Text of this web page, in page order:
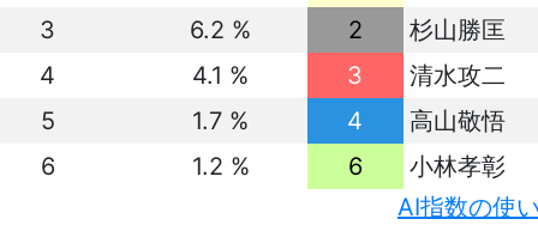
3
6.2 % 2
杉山勝匡
4
4.1 % 3
清水攻二
5
1.7 % 4
高山敬悟
6
1.2 % 6
小林孝彰
AI指数の使